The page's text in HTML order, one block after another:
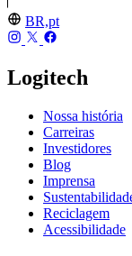
BR,pt
Logitech
Nossa história
Carreiras
Investidores
Blog
Imprensa
Reciclagem
Acessibilidade